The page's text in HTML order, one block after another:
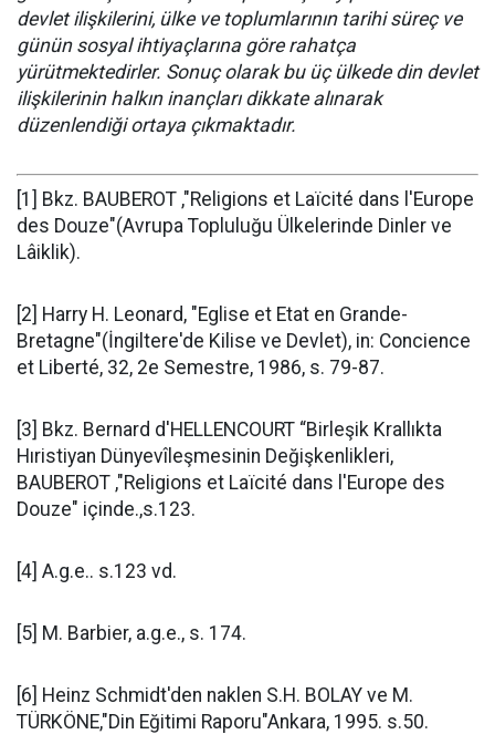
devlet ilişkilerini, ülke ve toplumlarının tarihi süreç ve
günün sosyal ihtiyaçlarına göre rahatça
yürütmektedirler. Sonuç olarak bu üç ülkede din devlet
ilişkilerinin halkın inançları dikkate alınarak
düzenlendiği ortaya çıkmaktadır.
[1] Bkz. BAUBEROT ,"Religions et Laïcité dans l'Europe
des Douze"(Avrupa Topluluğu Ülkelerinde Dinler ve
Lâiklik).
[2] Harry H. Leonard, "Eglise et Etat en Grande-
Bretagne"(İngiltere'de Kilise ve Devlet), in: Concience
et Liberté, 32, 2e Semestre, 1986, s. 79-87.
[3] Bkz. Bernard d'HELLENCOURT “Birleşik Krallıkta
Hıristiyan Dünyevîleşmesinin Değişkenlikleri,
BAUBEROT ,"Religions et Laïcité dans l'Europe des
Douze" içinde.,s.123.
[4] A.g.e.. s.123 vd.
[5] M. Barbier, a.g.e., s. 174.
[6] Heinz Schmidt'den naklen S.H. BOLAY ve M.
TÜRKÖNE,"Din Eğitimi Raporu"Ankara, 1995. s.50.